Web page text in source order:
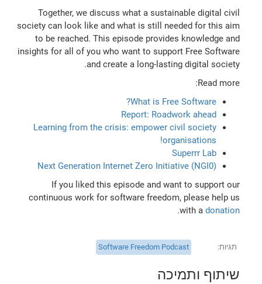
Together, we discuss what a sustainable digital civil
society can look like and what is still needed for this aim
to be reached. This episode provides knowledge and
insights for all of you who want to support Free Software
and create a long-lasting digital society.
Read more:
What is Free Software?
Report: Roadwork ahead
Learning from the crisis: empower civil society
organisations!
Superrr Lab
Next Generation Internet Zero Initiative (NGI0)
If you liked this episode and want to support our
continuous work for software freedom, please help us
with a donation
.
תגיות Software Freedom Podcast
שיתוף ותמיכה